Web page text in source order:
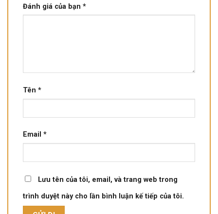
Đánh giá của bạn *
Tên *
Email *
Lưu tên của tôi, email, và trang web trong
trình duyệt này cho lần bình luận kế tiếp của tôi.